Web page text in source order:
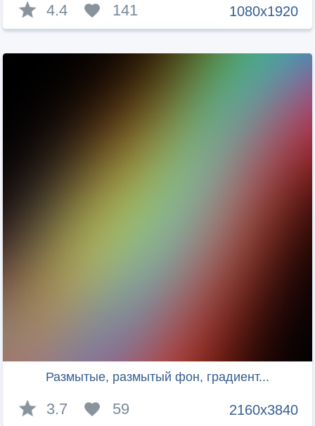
1080x1920
4.4 141
Размытые, размытый фон, градиент...
2160x3840
3.7 59